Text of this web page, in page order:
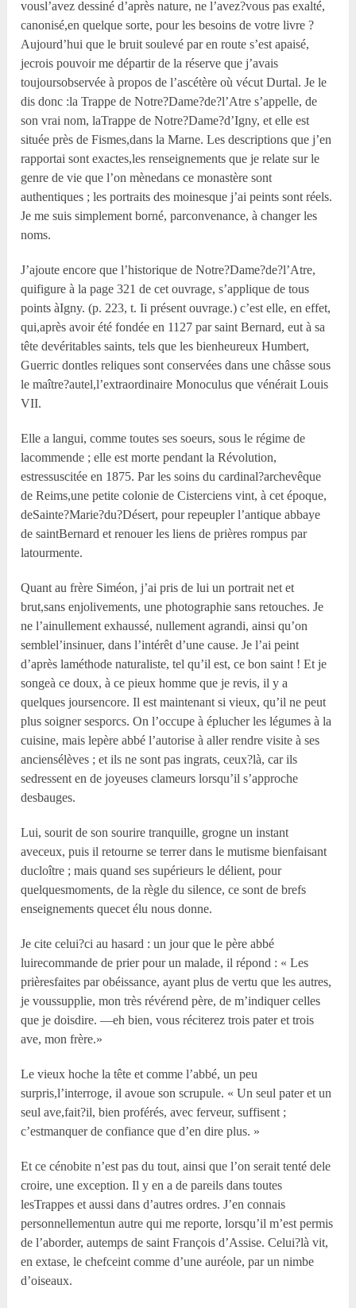
vousl’avez dessiné d’après nature, ne l’avez?vous pas exalté,
canonisé,en quelque sorte, pour les besoins de votre livre ?
Aujourd’hui que le bruit soulevé par en route s’est apaisé,
jecrois pouvoir me départir de la réserve que j’avais
toujoursobservée à propos de l’ascétère où vécut Durtal. Je le
dis donc :la Trappe de Notre?Dame?de?l’Atre s’appelle, de
son vrai nom, laTrappe de Notre?Dame?d’Igny, et elle est
située près de Fismes,dans la Marne. Les descriptions que j’en
rapportai sont exactes,les renseignements que je relate sur le
genre de vie que l’on mènedans ce monastère sont
authentiques ; les portraits des moinesque j’ai peints sont réels.
Je me suis simplement borné, parconvenance, à changer les
noms.
J’ajoute encore que l’historique de Notre?Dame?de?l’Atre,
quifigure à la page 321 de cet ouvrage, s’applique de tous
points àIgny. (p. 223, t. Ii présent ouvrage.) c’est elle, en effet,
qui,après avoir été fondée en 1127 par saint Bernard, eut à sa
tête devéritables saints, tels que les bienheureux Humbert,
Guerric dontles reliques sont conservées dans une châsse sous
le maître?autel,l’extraordinaire Monoculus que vénérait Louis
VII.
Elle a langui, comme toutes ses soeurs, sous le régime de
lacommende ; elle est morte pendant la Révolution,
estressuscitée en 1875. Par les soins du cardinal?archevêque
de Reims,une petite colonie de Cisterciens vint, à cet époque,
deSainte?Marie?du?Désert, pour repeupler l’antique abbaye
de saintBernard et renouer les liens de prières rompus par
latourmente.
Quant au frère Siméon, j’ai pris de lui un portrait net et
brut,sans enjolivements, une photographie sans retouches. Je
ne l’ainullement exhaussé, nullement agrandi, ainsi qu’on
semblel’insinuer, dans l’intérêt d’une cause. Je l’ai peint
d’après laméthode naturaliste, tel qu’il est, ce bon saint ! Et je
songeà ce doux, à ce pieux homme que je revis, il y a
quelques joursencore. Il est maintenant si vieux, qu’il ne peut
plus soigner sesporcs. On l’occupe à éplucher les légumes à la
cuisine, mais lepère abbé l’autorise à aller rendre visite à ses
anciensélèves ; et ils ne sont pas ingrats, ceux?là, car ils
sedressent en de joyeuses clameurs lorsqu’il s’approche
desbauges.
Lui, sourit de son sourire tranquille, grogne un instant
aveceux, puis il retourne se terrer dans le mutisme bienfaisant
ducloître ; mais quand ses supérieurs le délient, pour
quelquesmoments, de la règle du silence, ce sont de brefs
enseignements quecet élu nous donne.
Je cite celui?ci au hasard : un jour que le père abbé
luirecommande de prier pour un malade, il répond : « Les
prièresfaites par obéissance, ayant plus de vertu que les autres,
je voussupplie, mon très révérend père, de m’indiquer celles
que je doisdire. —eh bien, vous réciterez trois pater et trois
ave, mon frère.»
Le vieux hoche la tête et comme l’abbé, un peu
surpris,l’interroge, il avoue son scrupule. « Un seul pater et un
seul ave,fait?il, bien proférés, avec ferveur, suffisent ;
c’estmanquer de confiance que d’en dire plus. »
Et ce cénobite n’est pas du tout, ainsi que l’on serait tenté dele
croire, une exception. Il y en a de pareils dans toutes
lesTrappes et aussi dans d’autres ordres. J’en connais
personnellementun autre qui me reporte, lorsqu’il m’est permis
de l’aborder, autemps de saint François d’Assise. Celui?là vit,
en extase, le chefceint comme d’une auréole, par un nimbe
d’oiseaux.